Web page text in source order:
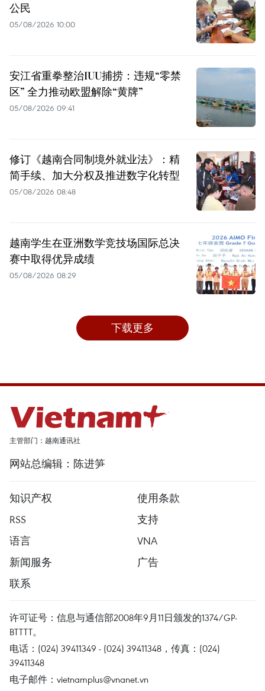
公民
05/08/2026 10:00
安江省重拳整治IUU捕捞：违规“零禁
区” 全力推动欧盟解除“黄牌”
05/08/2026 09:41
修订《越南合同制境外就业法》：精
简手续、加大分权及推进数字化转型
05/08/2026 08:48
越南学生在亚洲数学竞技场国际总决
赛中取得优异成绩
05/08/2026 08:29
下载更多
主管部门：越南通讯社
网站总编辑：陈进笋
知识产权
使用条款
RSS
支持
语言
VNA
新闻服务
广告
联系
许可证号：信息与通信部2008年9月11日颁发的1374/GP-
BTTTT。
电话：(024) 39411349 - (024) 39411348，传真：(024)
39411348
电子邮件： vietnamplus@vnanet.vn